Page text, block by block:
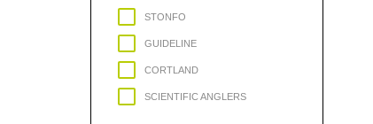
STONFO
GUIDELINE
CORTLAND
SCIENTIFIC ANGLERS